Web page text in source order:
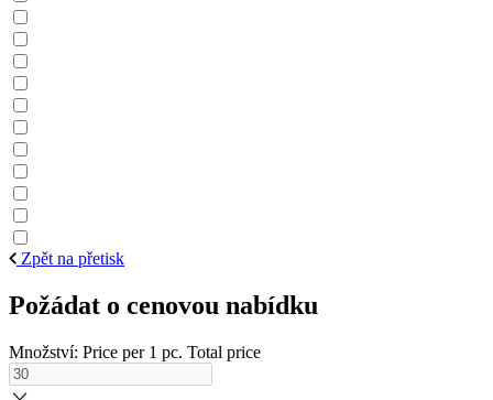
Zpět na přetisk
Požádat o cenovou nabídku
Množství: Price per 1 pc. Total price